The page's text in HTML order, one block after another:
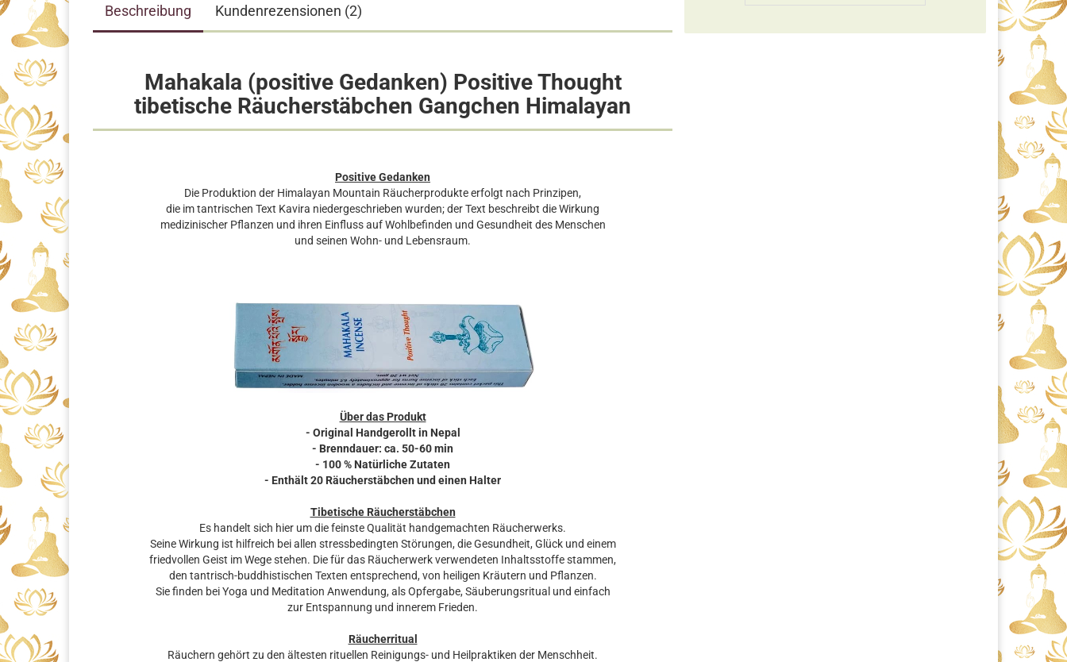
Beschreibung Kundenrezensionen (2)
Mahakala (positive Gedanken) Positive Thought
tibetische Räucherstäbchen Gangchen Himalayan
Positive Gedanken
Die Produktion der Himalayan Mountain Räucherprodukte erfolgt nach Prinzipen,
die im tantrischen Text Kavira niedergeschrieben wurden; der Text beschreibt die Wirkung
medizinischer Pflanzen und ihren Einfluss auf Wohlbefinden und Gesundheit des Menschen
und seinen Wohn- und Lebensraum.
Über das Produkt
- Original Handgerollt in Nepal
- Brenndauer: ca. 50-60 min
- 100 % Natürliche Zutaten
- Enthält 20 Räucherstäbchen und einen Halter
Tibetische Räucherstäbchen
Es handelt sich hier um die feinste Qualität handgemachten Räucherwerks.
Seine Wirkung ist hilfreich bei allen stressbedingten Störungen, die Gesundheit, Glück und einem
friedvollen Geist im Wege stehen. Die für das Räucherwerk verwendeten Inhaltsstoffe stammen,
den tantrisch-buddhistischen Texten entsprechend, von heiligen Kräutern und Pflanzen.
Sie finden bei Yoga und Meditation Anwendung, als Opfergabe, Säuberungsritual und einfach
zur Entspannung und innerem Frieden.
Räucherritual
Räuchern gehört zu den ältesten rituellen Reinigungs- und Heilpraktiken der Menschheit.